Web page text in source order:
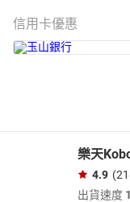
信用卡優惠
樂天
4.9
出貨速度